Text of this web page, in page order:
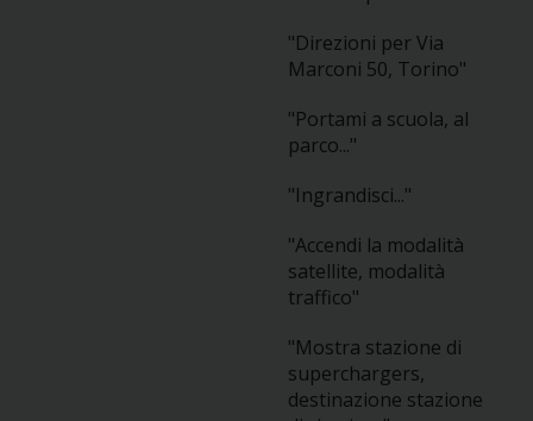
"Direzioni per Via
Marconi 50, Torino"
"Portami a scuola, al
parco..."
"Ingrandisci..."
"Accendi la modalità
satellite, modalità
traffico"
"Mostra stazione di
superchargers,
destinazione stazione